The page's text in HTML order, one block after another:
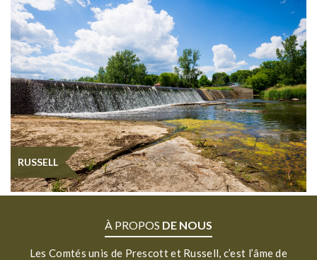
RUSSELL
À PROPOS DE NOUS
Les Comtés unis de Prescott et Russell, c’est l’âme de